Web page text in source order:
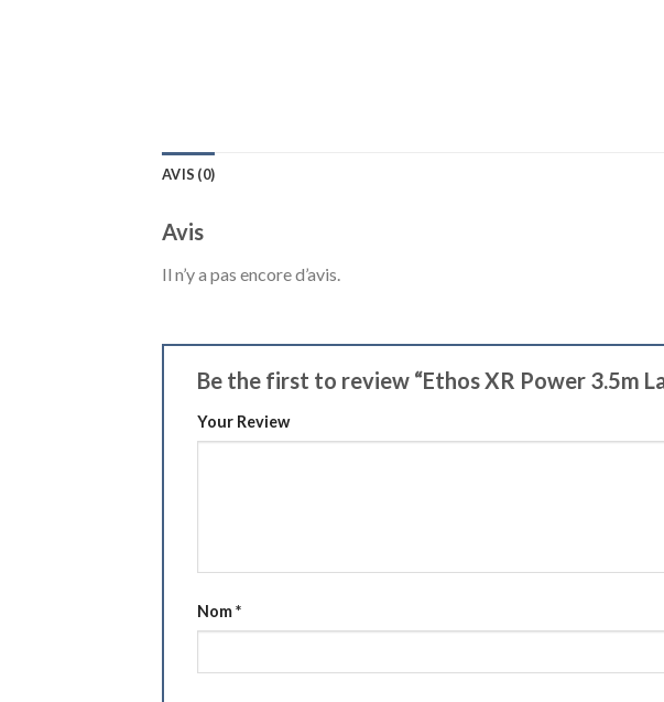
AVIS (0)
Avis
Il n’y a pas encore d’avis.
Be the first to review “Ethos XR Power 3.5m
Your Review
Nom*